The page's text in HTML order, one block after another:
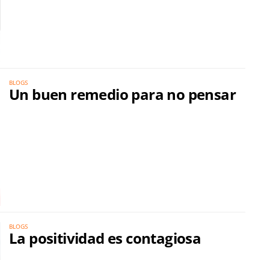
BLOGS
Un buen remedio para no pensar
BLOGS
La positividad es contagiosa